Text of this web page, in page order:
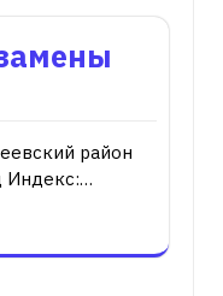
район
Индекс:…